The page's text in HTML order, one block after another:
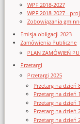
WPF 2018-2027
WPF 2018-2027 -
Zobowiązania
Emisja obligacji 2023
Zamówienia Publiczne
PLAN ZAMÓWIEŃ
Przetargi
Przetargi 2025
Przetarg na dzień
Przetarg na dzień
Przetarg na dzień
Przetarg na dzień
Przetarg na dzień